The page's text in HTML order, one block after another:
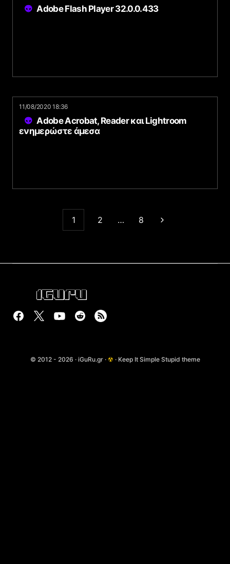
Adobe Flash Player 32.0.0.433
11/08/2020 18:36
Adobe Acrobat, Reader και Lightroom
ενημερώστε άμεσα
1 2 … 8
© 2012 - 2026 · iGuRu.gr · ☢ · Keep It Simple Stupid theme